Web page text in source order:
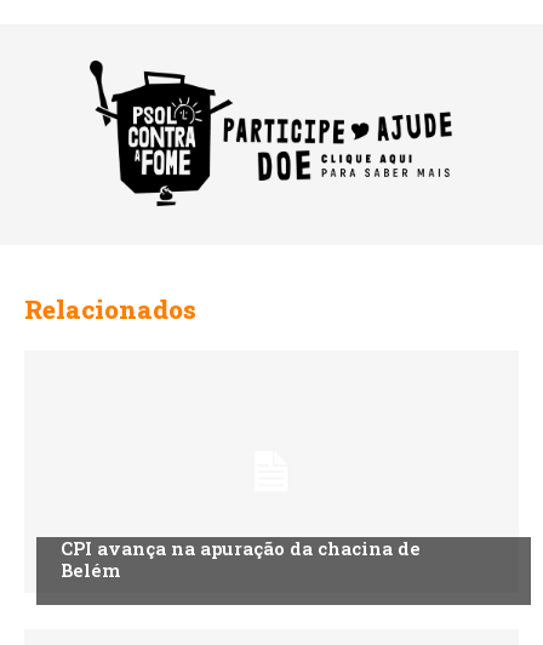
Relacionados
CPI avança na apuração da chacina de
Belém